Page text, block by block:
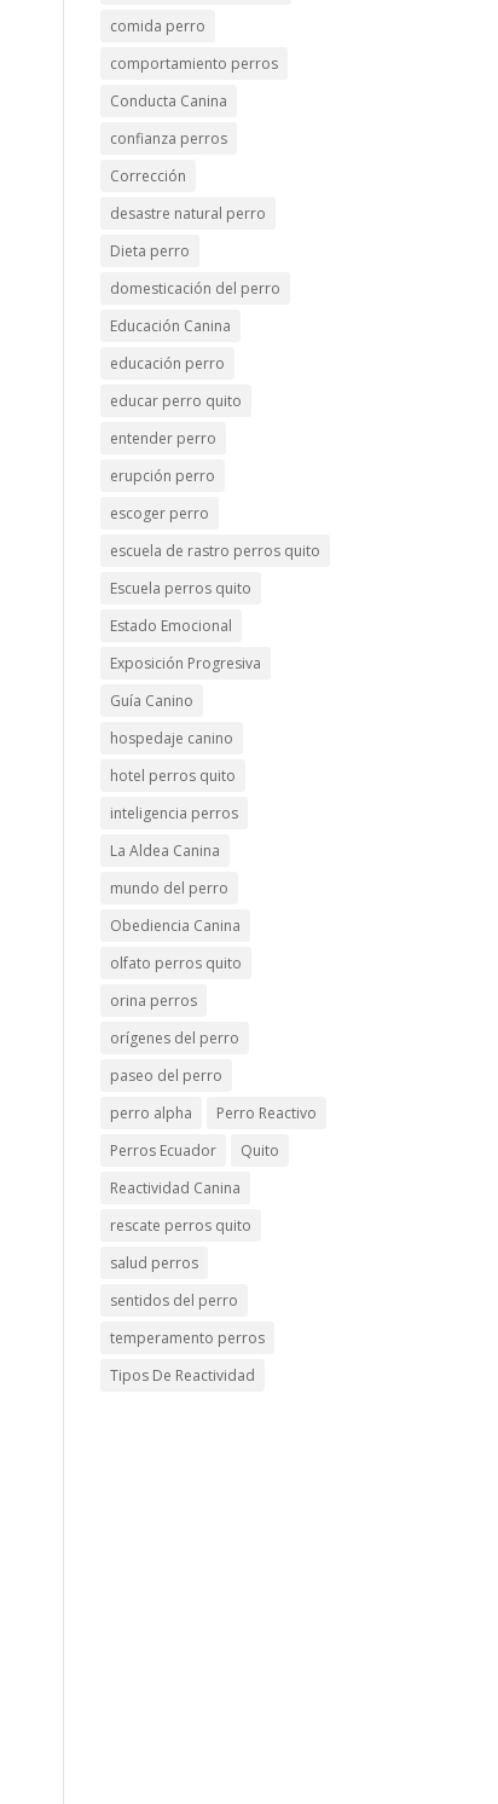
comida perro
comportamiento perros
Conducta Canina
confianza perros
Corrección
desastre natural perro
Dieta perro
domesticación del perro
Educación Canina
educación perro
educar perro quito
entender perro
erupción perro
escoger perro
escuela de rastro perros quito
Escuela perros quito
Estado Emocional
Exposición Progresiva
Guía Canino
hospedaje canino
hotel perros quito
inteligencia perros
La Aldea Canina
mundo del perro
Obediencia Canina
olfato perros quito
orina perros
orígenes del perro
paseo del perro
perro alpha
Perro Reactivo
Perros Ecuador
Quito
Reactividad Canina
rescate perros quito
salud perros
sentidos del perro
temperamento perros
Tipos De Reactividad